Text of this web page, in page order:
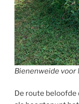
Bienenweide voor
De route